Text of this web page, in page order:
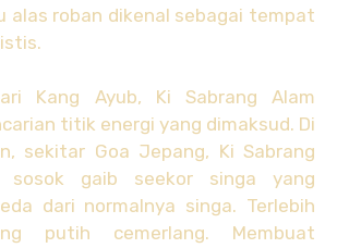
alas roban dikenal sebagai tempat
Kang Ayub, Ki Sabrang Alam
titik energi yang dimaksud. Di
sekitar Goa Jepang, Ki Sabrang
sosok gaib seekor singa yang
dari normalnya singa. Terlebih
putih cemerlang. Membuat